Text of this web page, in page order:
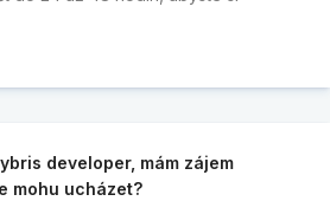
developer, mám zájem
mohu ucházet?